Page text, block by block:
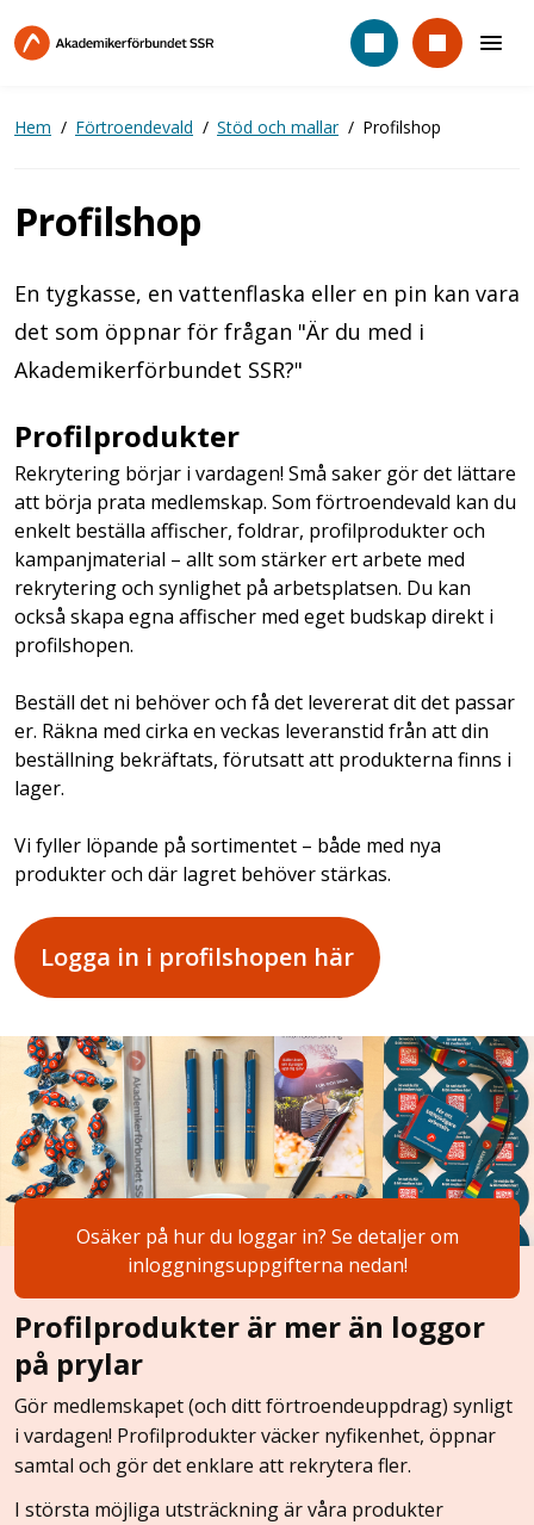
till
Hem Förtroendevald Stöd och mallar Profilshop
Profilshop
En tygkasse, en vattenflaska eller en pin kan vara
det som öppnar för frågan "Är du med i
Akademikerförbundet SSR?"
Profilprodukter
Rekrytering börjar i vardagen! Små saker gör det lättare
att börja prata medlemskap. Som förtroendevald kan du
enkelt beställa affischer, foldrar, profilprodukter och
kampanjmaterial – allt som stärker ert arbete med
rekrytering och synlighet på arbetsplatsen. Du kan
också skapa egna affischer med eget budskap direkt i
profilshopen.
Beställ det ni behöver och få det levererat dit det passar
er. Räkna med cirka en veckas leveranstid från att din
beställning bekräftats, förutsatt att produkterna finns i
lager.
Vi fyller löpande på sortimentet – både med nya
produkter och där lagret behöver stärkas.
Logga in i profilshopen här
Profilprodukter är mer än loggor
på prylar
Gör medlemskapet (och ditt förtroendeuppdrag) synligt
i vardagen! Profilprodukter väcker nyfikenhet, öppnar
samtal och gör det enklare att rekrytera fler.
I största möjliga utsträckning är våra produkter
Osäker på hur du loggar in? Se detaljer om
inloggningsuppgifterna nedan!